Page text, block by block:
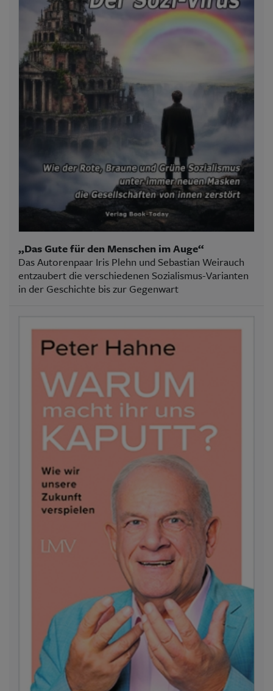
„Das Gute für den Menschen im Auge“
Das Autorenpaar Iris Plehn und Sebastian Weirauch
entzaubert die verschiedenen Sozialismus-Varianten
in der Geschichte bis zur Gegenwart